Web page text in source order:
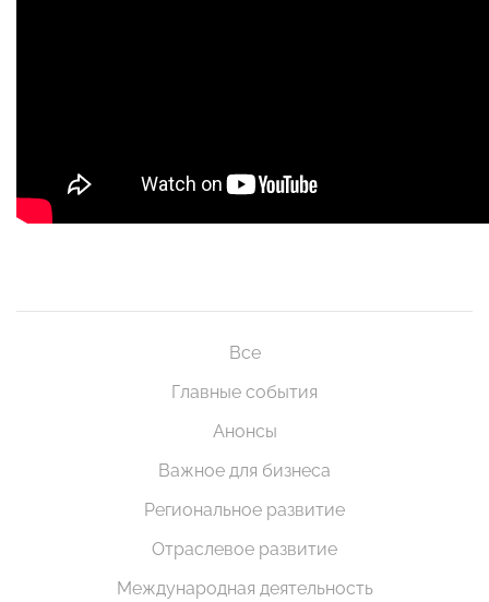
Все
Главные события
Анонсы
Важное для бизнеса
Региональное развитие
Отраслевое развитие
Международная деятельность